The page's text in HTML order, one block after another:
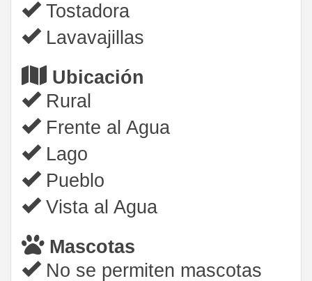
Tostadora
Lavavajillas
Ubicación
Rural
Frente al Agua
Lago
Pueblo
Vista al Agua
Mascotas
No se permiten mascotas